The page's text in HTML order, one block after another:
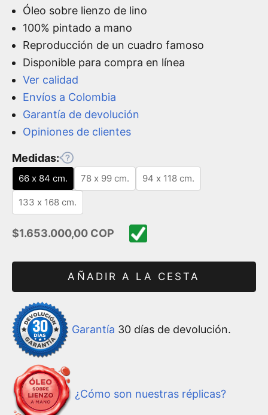
Óleo sobre lienzo de lino
100% pintado a mano
Reproducción de un cuadro famoso
Disponible para compra en línea
Ver calidad
Envíos a Colombia
Garantía de devolución
Opiniones de clientes
Medidas:
66 x 84 cm. 78 x 99 cm. 94 x 118 cm.
133 x 168 cm.
Precio de oferta
$1.653.000,00 COP
AÑADIR A LA CESTA
Garantía 30 días de devolución.
¿Cómo son nuestras réplicas?